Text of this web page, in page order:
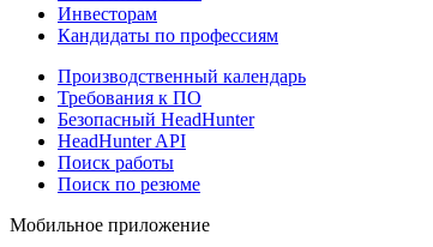
Инвесторам
Кандидаты по профессиям
Производственный календарь
Требования к ПО
Безопасный HeadHunter
HeadHunter API
Поиск работы
Поиск по резюме
Мобильное приложение